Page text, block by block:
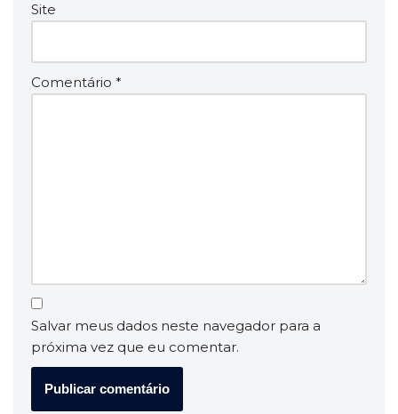
Site
Comentário *
Salvar meus dados neste navegador para a
próxima vez que eu comentar.